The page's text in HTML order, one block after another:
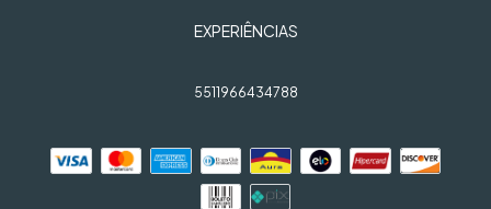
EXPERIÊNCIAS
5511966434788